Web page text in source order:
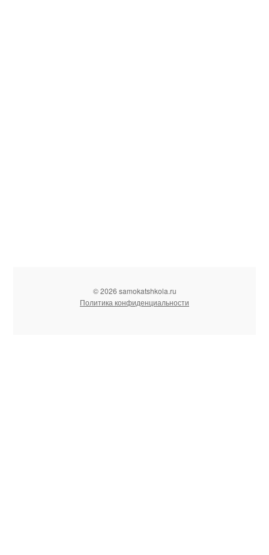
© 2026 samokatshkola.ru
Политика конфиденциальности